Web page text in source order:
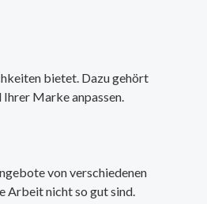
bietet. Dazu gehört
Marke anpassen.
von verschiedenen
Arbeit nicht so gut sind.